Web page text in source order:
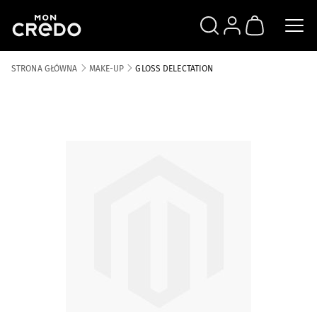
SZUKAJZALOGUJ SIĘ
KOSZYK
STRONA GŁÓWNA MAKE-UP GLOSS DELECTATION